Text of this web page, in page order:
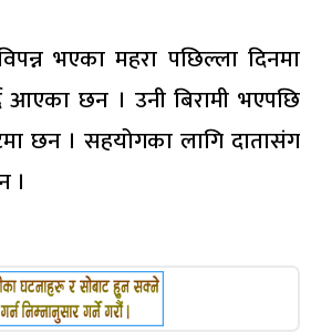
भएका महरा पछिल्ला दिनमा
आएका छन । उनी बिरामी भएपछि
छन । सहयोगका लागि दातासंग
।